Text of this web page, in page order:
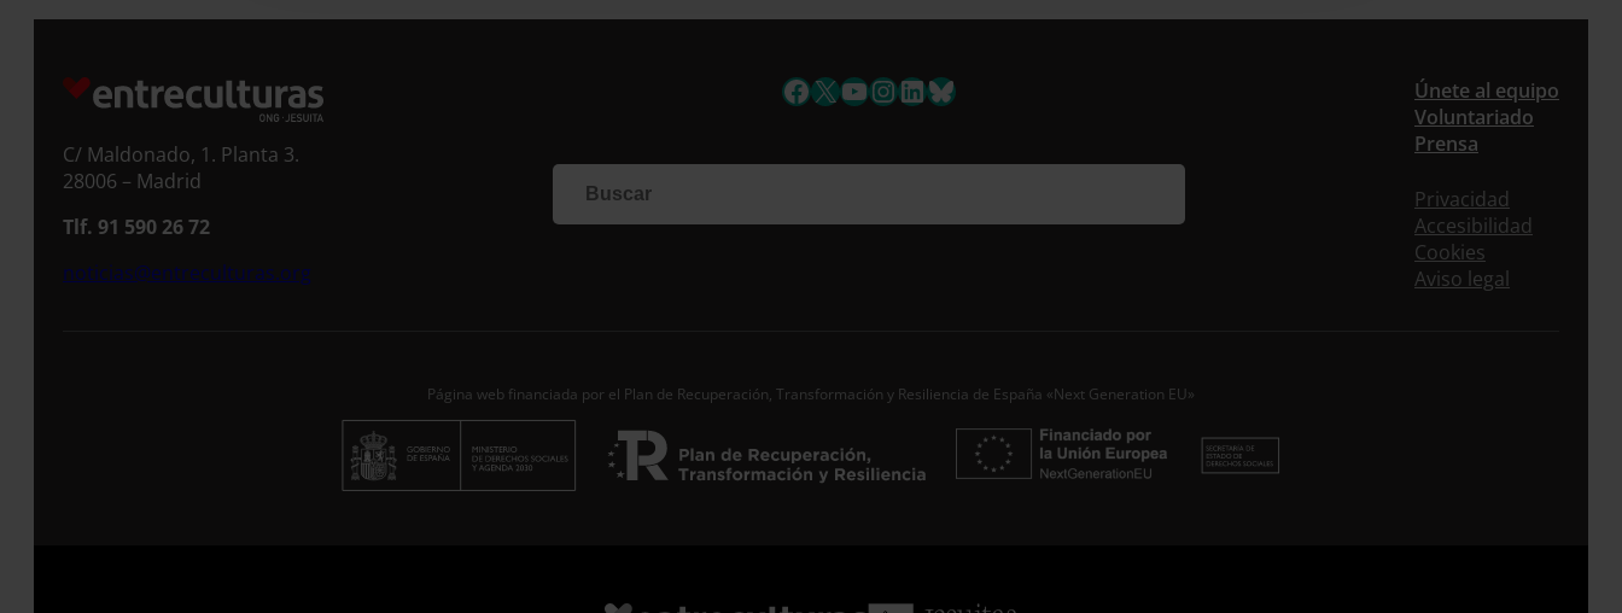
Suscríbete a la newsletter
Si quieres recibir nuestra newsletter mensual y los
correos puntuales en los que te ofrecemos
formulario. Al instante, te daremos de alta en
nuestra base de datos y podrás estar al tanto de
Apellidos
Correo electrónico *
C/ Maldonado, 1. Planta 3.
28006 – Madrid
Tlf. 91 590 26 72
noticias@entreculturas.org
Facebook
X YouTube
Instagram
LinkedIn
Bluesky
Únete al equipo
Voluntariado
Prensa
Privacidad
Accesibilidad
Cookies
Aviso legal
Página web financiada por el Plan de Recuperación, Transformación y Resiliencia de España «Next Generation EU»